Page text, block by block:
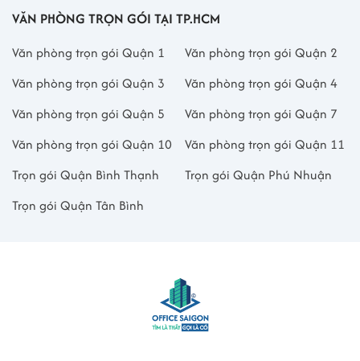
VĂN PHÒNG TRỌN GÓI TẠI TP.HCM
Văn phòng trọn gói Quận 1
Văn phòng trọn gói Quận 2
Văn phòng trọn gói Quận 3
Văn phòng trọn gói Quận 4
Văn phòng trọn gói Quận 5
Văn phòng trọn gói Quận 7
Văn phòng trọn gói Quận 10
Văn phòng trọn gói Quận 11
Trọn gói Quận Bình Thạnh
Trọn gói Quận Phú Nhuận
Trọn gói Quận Tân Bình